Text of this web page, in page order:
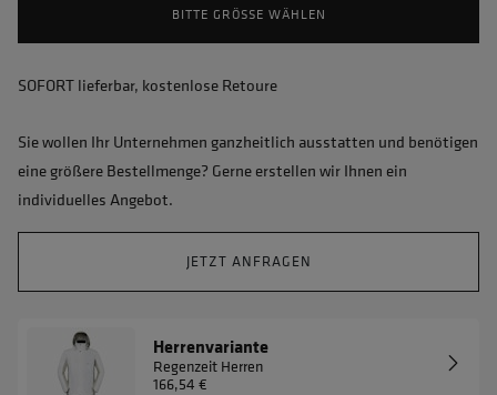
BITTE GRÖSSE WÄHLEN
SOFORT lieferbar, kostenlose Retoure
Sie wollen Ihr Unternehmen ganzheitlich ausstatten und benötigen
eine größere Bestellmenge? Gerne erstellen wir Ihnen ein
individuelles Angebot.
JETZT ANFRAGEN
Herrenvariante
Regenzeit Herren
166,54 €